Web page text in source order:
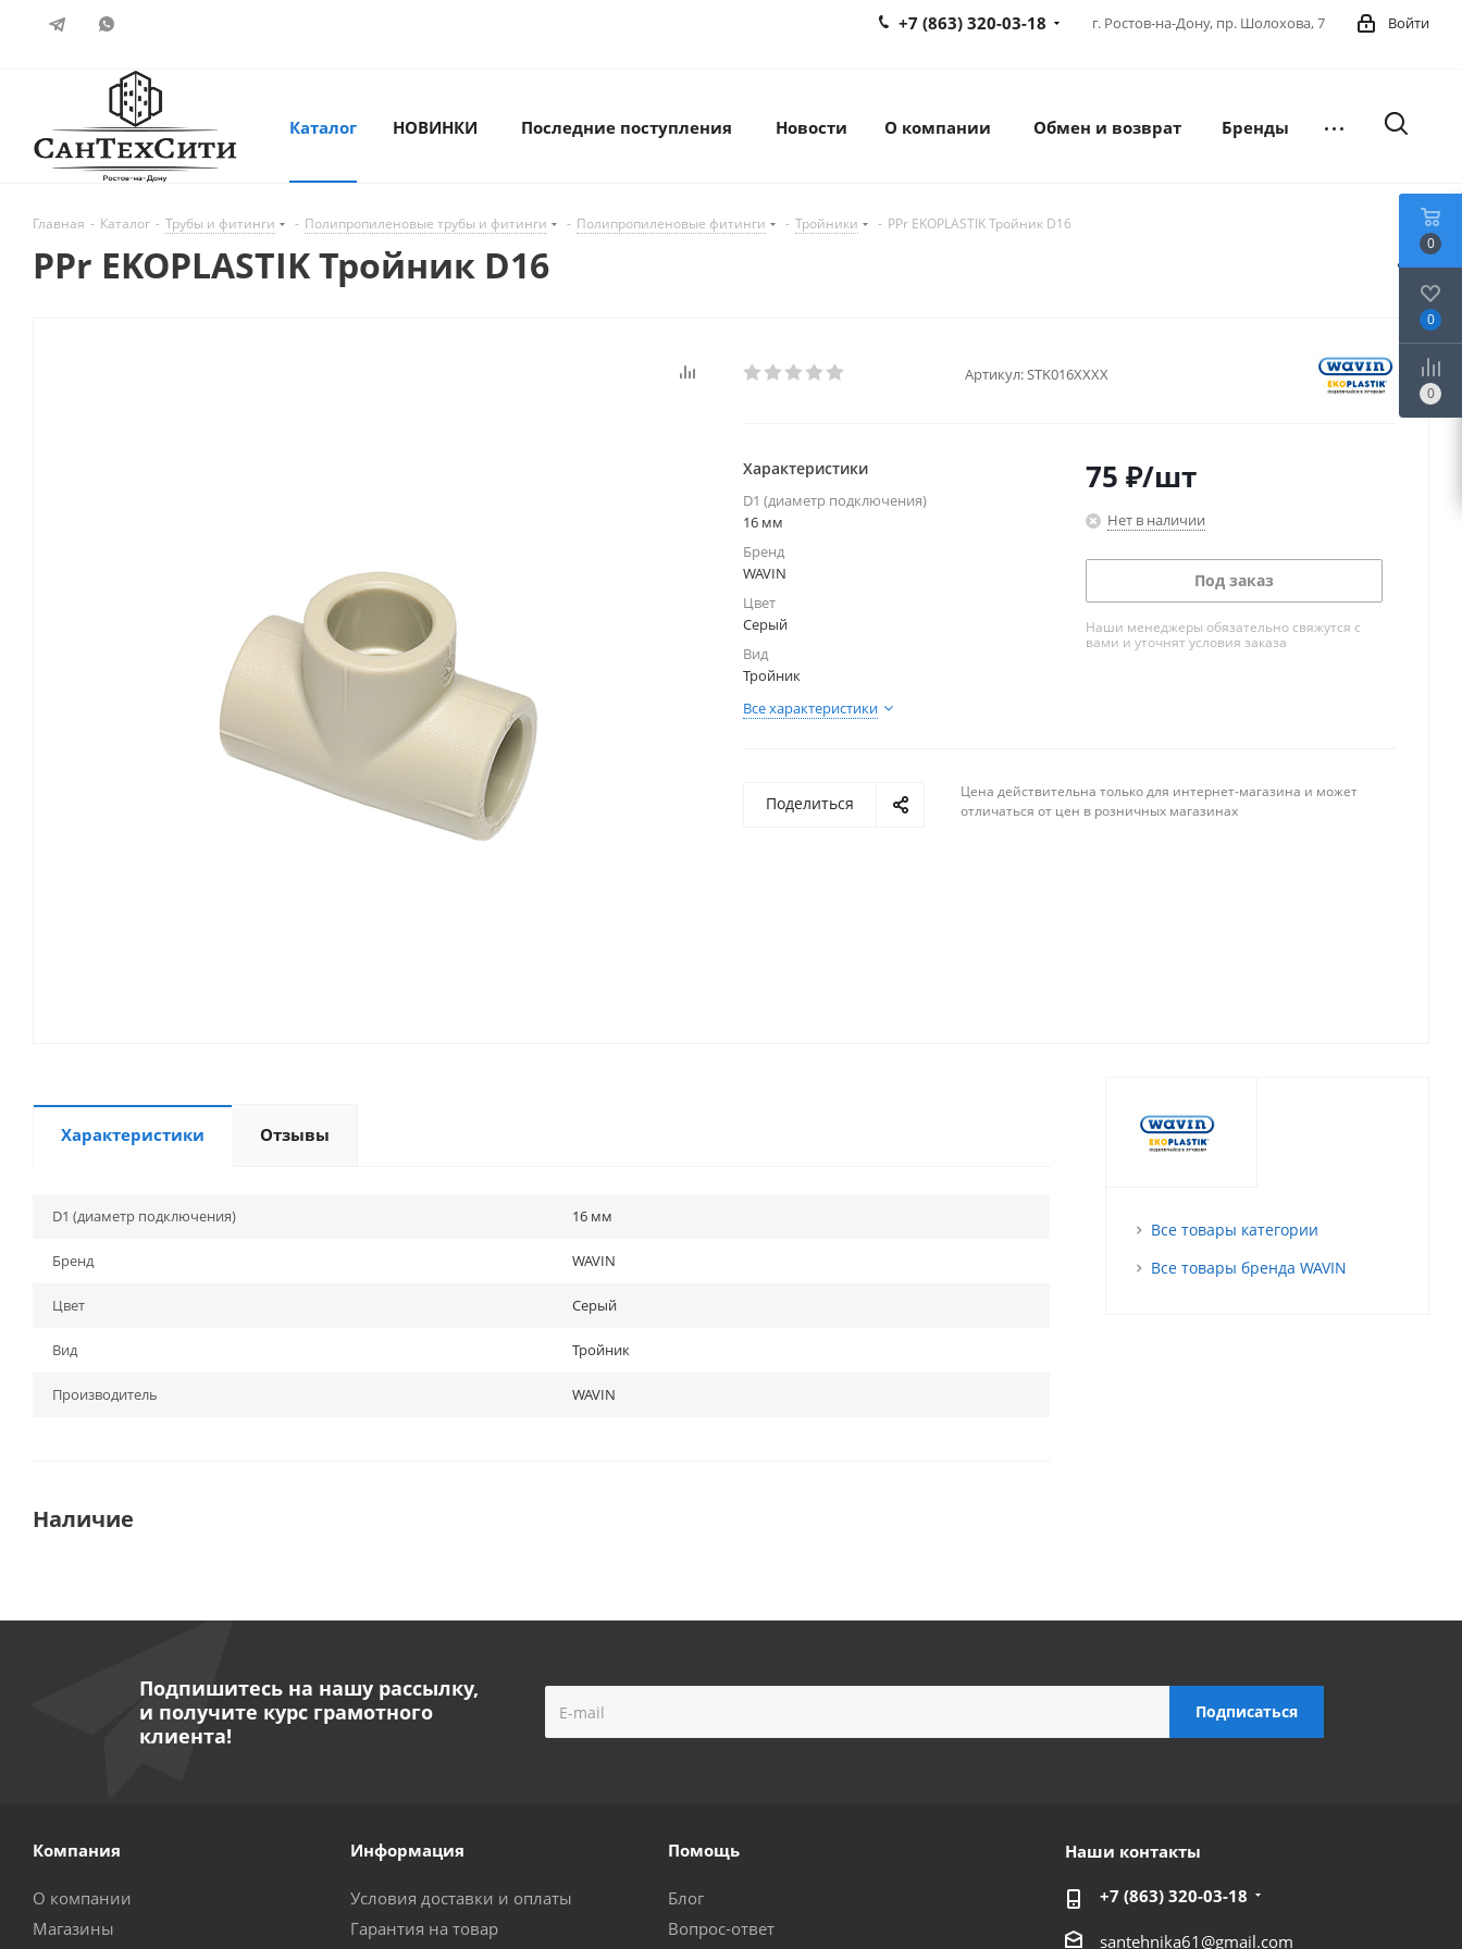
Войти
г. Ростов-на-Дону, пр. Шолохова, 7
+7 (863) 320-03-18
Каталог НОВИНКИ Последние поступления Новости О компании Обмен и возврат Бренды
Главная - Каталог - Трубы и фитинги - Полипропиленовые трубы и фитинги - Полипропиленовые фитинги - Тройники - PPr EKOPLASTIK Тройник D16
PPr EKOPLASTIK Тройник D16
Артикул:STK016XXXX
Характеристики
D1 (диаметр подключения)
16 мм
Бренд
WAVIN
Цвет
Серый
Вид
Тройник
Все характеристики
75 ₽/шт
Нет в наличии
Под заказ
Наши менеджеры обязательно свяжутся с
вами и уточнят условия заказа
Поделиться
Цена действительна только для интернет-магазина и может
отличаться от цен в розничных магазинах
Характеристики Отзывы
D1 (диаметр подключения) 16 мм
Бренд WAVIN
Цвет Серый
Вид Тройник
Производитель WAVIN
Наличие
Все товары категории
Все товары бренда WAVIN
Подпишитесь на нашу рассылку,
и получите курс грамотного
клиента!
Компания
О компании
Магазины
Информация
Условия доставки и оплаты
Гарантия на товар
Помощь
Блог
Вопрос-ответ
Наши контакты
+7 (863) 320-03-18
santehnika61@gmail.com
0
0
0